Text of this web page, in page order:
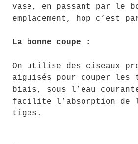
vase, en passant par le
emplacement, hop c’est
La bonne coupe :
On utilise des ciseaux
aiguisés pour couper les
biais, sous l’eau
facilite l’absorption de
tiges.